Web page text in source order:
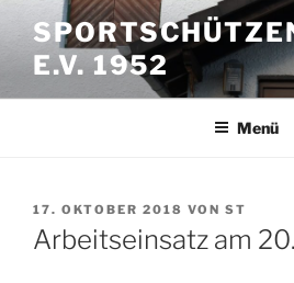
Inhalt
springenE.V. 1952
Menü
VERÖFFENTLICHT
AM
17. OKTOBER 2018 VON ST
Arbeitseinsatz am